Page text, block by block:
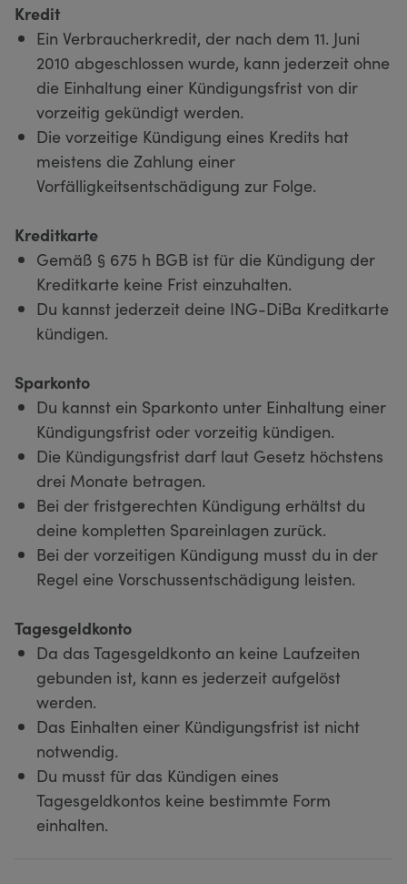
Kredit
Ein Verbraucherkredit, der nach dem 11. Juni
2010 abgeschlossen wurde, kann jederzeit ohne
die Einhaltung einer Kündigungsfrist von dir
vorzeitig gekündigt werden.
Die vorzeitige Kündigung eines Kredits hat
meistens die Zahlung einer
Vorfälligkeitsentschädigung zur Folge.
Kreditkarte
Gemäß § 675 h BGB ist für die Kündigung der
Kreditkarte keine Frist einzuhalten.
Du kannst jederzeit deine ING-DiBa Kreditkarte
kündigen.
Sparkonto
Du kannst ein Sparkonto unter Einhaltung einer
Kündigungsfrist oder vorzeitig kündigen.
Die Kündigungsfrist darf laut Gesetz höchstens
drei Monate betragen.
Bei der fristgerechten Kündigung erhältst du
deine kompletten Spareinlagen zurück.
Bei der vorzeitigen Kündigung musst du in der
Regel eine Vorschussentschädigung leisten.
Tagesgeldkonto
Da das Tagesgeldkonto an keine Laufzeiten
gebunden ist, kann es jederzeit aufgelöst
werden.
Das Einhalten einer Kündigungsfrist ist nicht
notwendig.
Du musst für das Kündigen eines
Tagesgeldkontos keine bestimmte Form
einhalten.